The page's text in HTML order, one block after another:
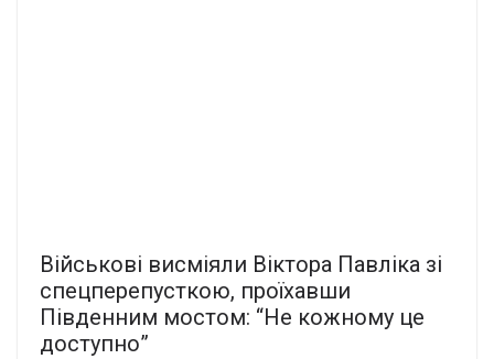
Військові висміяли Віктора Павліка зі
спецперепусткою, проїхавши
Південним мостом: “Не кожному це
доступно”